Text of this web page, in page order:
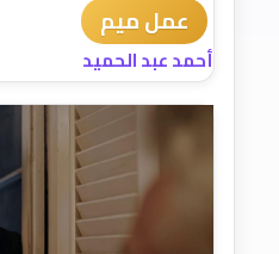
عمل ميم
أحمد عبد الحميد